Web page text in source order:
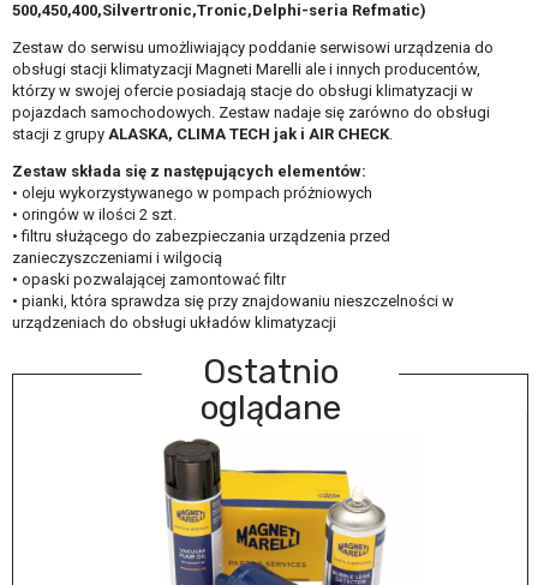
500,450,400,Silvertronic,Tronic,Delphi-seria Refmatic)
Zestaw do serwisu umożliwiający poddanie serwisowi urządzenia do
obsługi stacji klimatyzacji Magneti Marelli ale i innych producentów,
którzy w swojej ofercie posiadają stacje do obsługi klimatyzacji w
pojazdach samochodowych. Zestaw nadaje się zarówno do obsługi
stacji z grupy ALASKA, CLIMA TECH jak i AIR CHECK.
Zestaw składa się z następujących elementów:
• oleju wykorzystywanego w pompach próżniowych
• oringów w ilości 2 szt.
• filtru służącego do zabezpieczania urządzenia przed
zanieczyszczeniami i wilgocią
• opaski pozwalającej zamontować filtr
• pianki, która sprawdza się przy znajdowaniu nieszczelności w
urządzeniach do obsługi układów klimatyzacji
Ostatnio
oglądane